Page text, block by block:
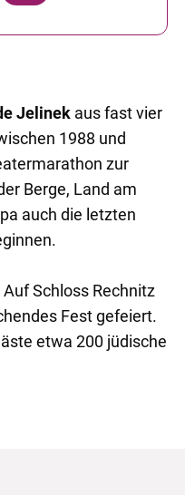
Jelinekaus fast vier
1988 und
zur
Berge, Land am
auch die letzten
Schloss Rechnitz
Fest gefeiert.
etwa 200 jüdische